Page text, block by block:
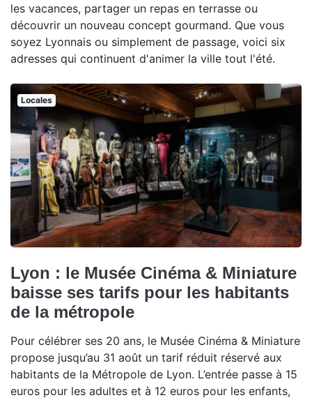
les vacances, partager un repas en terrasse ou
découvrir un nouveau concept gourmand. Que vous
soyez Lyonnais ou simplement de passage, voici six
adresses qui continuent d'animer la ville tout l'été.
Locales
Lyon : le Musée Cinéma & Miniature
baisse ses tarifs pour les habitants
de la métropole
Pour célébrer ses 20 ans, le Musée Cinéma & Miniature
propose jusqu’au 31 août un tarif réduit réservé aux
habitants de la Métropole de Lyon. L’entrée passe à 15
euros pour les adultes et à 12 euros pour les enfants,